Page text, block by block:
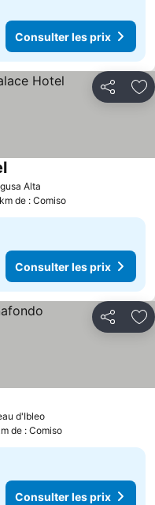
Consulter les prix
Partager
Alta
Consulter les prix
de : Comiso
Consulter les prix
Partager
d'IbleoConsulter les prix
de : Comiso
Consulter les prix